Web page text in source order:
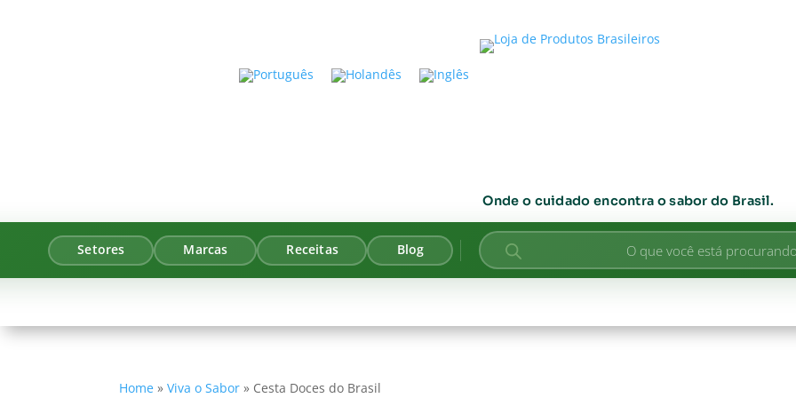
Onde o cuidado encontra o sabor do Brasil.
Setores Marcas Receitas Blog Pesquisar
produtos
Home »Viva o Sabor » Cesta Doces do Brasil